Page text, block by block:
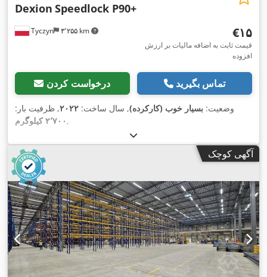
Tyczyn ۳٬۲۵۵ km
Dexion Speedlock P90+
‎€۱۵
قیمت ثابت به اضافه مالیات بر ارزش
افزوده
درخواست کردن تماس بگیرید
وضعیت: بسیار خوب (کارکرده), سال ساخت: ۲۰۲۲, ظرفیت بار:
۲٬۷۰۰ کیلوگرم ,
آگهی کوچک